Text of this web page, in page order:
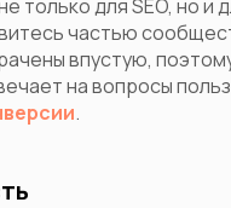
только для SEO, но
частью
впустую,
на вопросы
.